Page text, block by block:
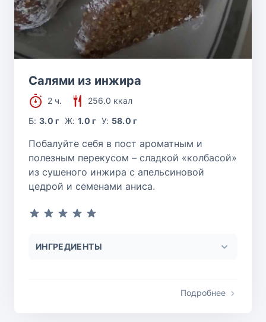
Салями из инжира
2 ч.
256.0 ккал
Б:3.0 г Ж: 1.0 г У: 58.0 г
Побалуйте себя в пост ароматным и
полезным перекусом – сладкой «колбасой»
из сушеного инжира с апельсиновой
цедрой и семенами аниса.
ИНГРЕДИЕНТЫ
Подробнее